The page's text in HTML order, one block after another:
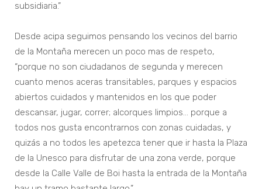
subsidiaria.”
Desde acipa seguimos pensando los vecinos del barrio
de la Montaña merecen un poco mas de respeto,
“porque no son ciudadanos de segunda y merecen
cuanto menos aceras transitables, parques y espacios
abiertos cuidados y mantenidos en los que poder
descansar, jugar, correr; alcorques limpios… porque a
todos nos gusta encontrarnos con zonas cuidadas, y
quizás a no todos les apetezca tener que ir hasta la Plaza
de la Unesco para disfrutar de una zona verde, porque
desde la Calle Valle de Boi hasta la entrada de la Montaña